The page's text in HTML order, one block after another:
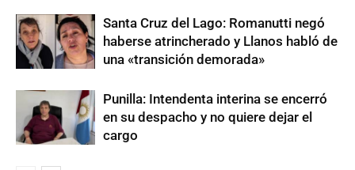
Santa Cruz del Lago: Romanutti negó
haberse atrincherado y Llanos habló de
una «transición demorada»
Punilla: Intendenta interina se encerró
en su despacho y no quiere dejar el
cargo